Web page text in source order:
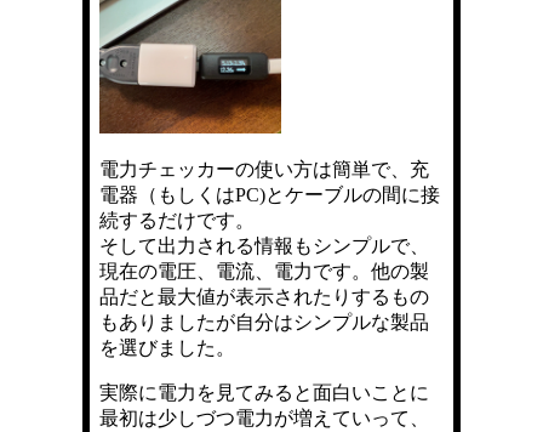
電力チェッカーの使い方は簡単で、充
電器（もしくはPC)とケーブルの間に接
続するだけです。
そして出力される情報もシンプルで、
現在の電圧、電流、電力です。他の製
品だと最大値が表示されたりするもの
もありましたが自分はシンプルな製品
を選びました。
実際に電力を見てみると面白いことに
最初は少しづつ電力が増えていって、